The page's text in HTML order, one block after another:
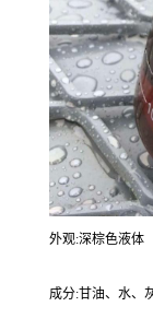
外观:深棕色液体
成分:甘油、水、